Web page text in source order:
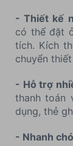
- Thiết kế
có thể đặt
tích. Kích
chuyển
- Hỗ trợ
thanh toán
dụng, thẻ
- Nhanh